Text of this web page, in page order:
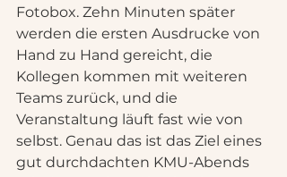
Fotobox. Zehn Minuten später
werden die ersten Ausdrucke von
Hand zu Hand gereicht, die
Kollegen kommen mit weiteren
Teams zurück, und die
Veranstaltung läuft fast wie von
selbst. Genau das ist das Ziel eines
gut durchdachten KMU-Abends